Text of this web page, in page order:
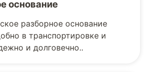
основание
разборное основание
в транспортировке и
и долговечно..